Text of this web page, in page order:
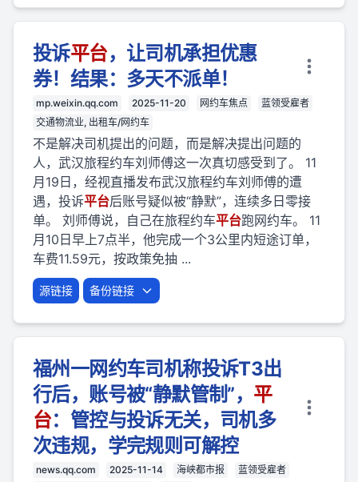
投诉平台，让司机承担优惠
券！结果：多天不派单！
mp.weixin.qq.com 2025-11-20 网约车焦点
蓝领受雇者
交通物流业, 出租车/网约车
不是解决司机提出的问题，而是解决提出问题的
人，武汉旅程约车刘师傅这一次真切感受到了。 11
月19日，经视直播发布武汉旅程约车刘师傅的遭
遇，投诉平台后账号疑似被“静默”，连续多日零接
单。 刘师傅说，自己在旅程约车平台跑网约车。 11
月10日早上7点半，他完成一个3公里内短途订单，
车费11.59元，按政策免抽 ...
源链接 备份链接
福州一网约车司机称投诉T3出
行后，账号被“静默管制”， 平
台：管控与投诉无关，司机多
次违规，学完规则可解控
news.qq.com 2025-11-14 海峡都市报 蓝领受雇者